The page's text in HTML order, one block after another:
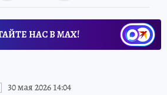
НАС В МАХ!
30 мая 2026 14:04